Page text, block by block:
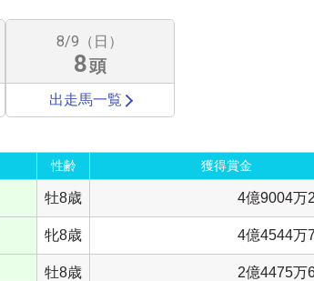
8/9（日）
8頭
出走馬一覧
性齢 獲得賞金
牡8歳 4億9004万
牝8歳 4億4544万
牡8歳 2億4475万